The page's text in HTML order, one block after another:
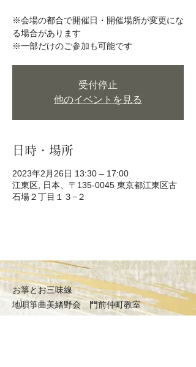
※会場の都合で開催日・開催場所が変更にな
る場合があります
※一部だけのご参加も可能です
受付停止
他のイベントを見る
日時・場所
2023年2月26日 13:30 – 17:00
江東区, 日本、〒135-0045 東京都江東区古
石場２丁目１３−２
お箏とお三味線
地唄箏曲美緒野会門前仲町教室